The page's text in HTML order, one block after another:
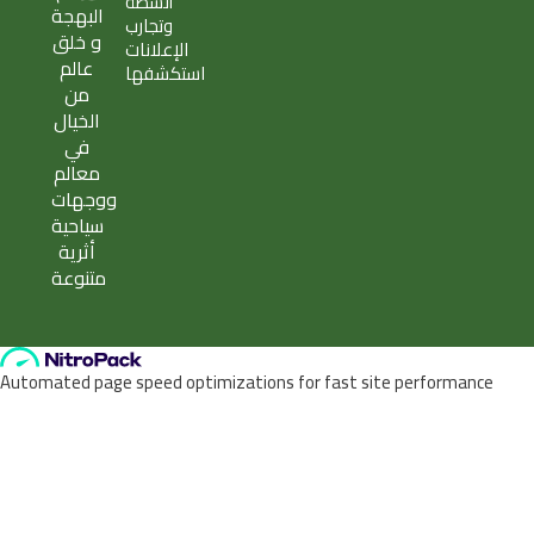
البهجة
و خلق
عالم
من
الخيال
في
معالم
ووجهات
سياحية
أثرية
متنوعة
وتجارب
الإعلانات
استكشفها